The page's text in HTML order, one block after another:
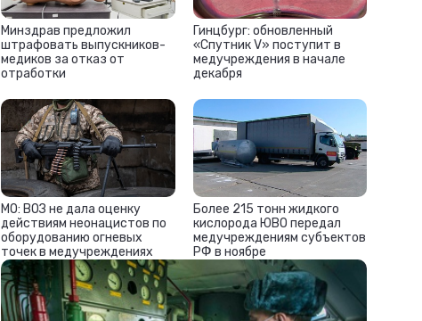
Минздрав предложил
штрафовать выпускников-
медиков за отказ от
отработки
Гинцбург: обновленный
«Спутник V» поступит в
медучреждения в начале
декабря
МО: ВОЗ не дала оценку
действиям неонацистов по
оборудованию огневых
точек в медучреждениях
Более 215 тонн жидкого
кислорода ЮВО передал
медучреждениям субъектов
РФ в ноябре